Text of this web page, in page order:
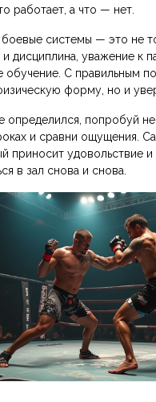
работает, а что — нет.
системы — это не
и дисциплина, уважение к
обучение. С правильным
форму, но и
определился, попробуй
и сравни ощущения.
приносит удовольствие
в зал снова и снова.